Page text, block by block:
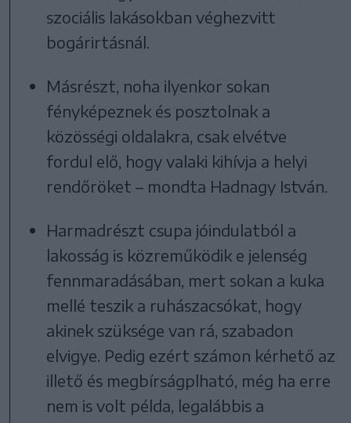
szociális lakásokban véghezvitt
bogárirtásnál.
Másrészt, noha ilyenkor sokan
fényképeznek és posztolnak a
közösségi oldalakra, csak elvétve
fordul elő, hogy valaki kihívja a helyi
rendőröket – mondta Hadnagy István.
Harmadrészt csupa jóindulatból a
lakosság is közreműködik e jelenség
fennmaradásában, mert sokan a kuka
mellé teszik a ruhászacsókat, hogy
akinek szüksége van rá, szabadon
elvigye. Pedig ezért számon kérhető az
illető és megbírságplható, még ha erre
nem is volt példa, legalábbis a